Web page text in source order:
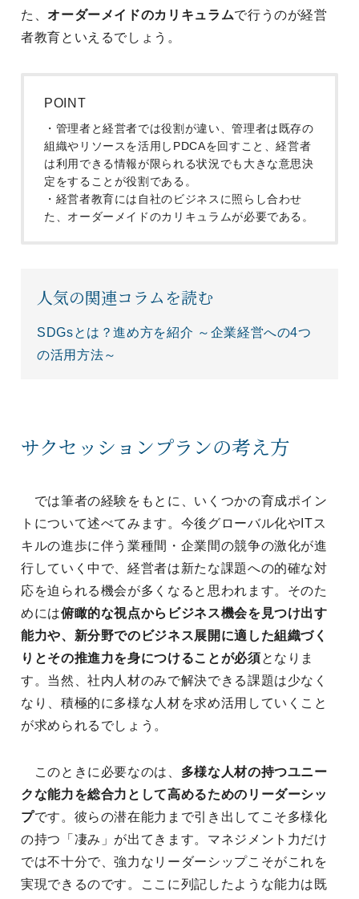
た、 オーダーメイドのカリキュラムで行うのが経営
者教育といえるでしょう。
POINT
・管理者と経営者では役割が違い、管理者は既存の
組織やリソースを活用しPDCAを回すこと、経営者
は利用できる情報が限られる状況でも大きな意思決
定をすることが役割である。
・経営者教育には自社のビジネスに照らし合わせ
た、オーダーメイドのカリキュラムが必要である。
人気の関連コラムを読む
SDGsとは？進め方を紹介 ～企業経営への4つ
の活用方法～
サクセッションプランの考え方
では筆者の経験をもとに、いくつかの育成ポイン
トについて述べてみます。今後グローバル化やITス
キルの進歩に伴う業種間・企業間の競争の激化が進
行していく中で、経営者は新たな課題への的確な対
応を迫られる機会が多くなると思われます。そのた
めには俯瞰的な視点からビジネス機会を見つけ出す
能力や、新分野でのビジネス展開に適した組織づく
りとその推進力を身につけることが必須となりま
す。当然、社内人材のみで解決できる課題は少なく
なり、積極的に多様な人材を求め活用していくこと
が求められるでしょう。
このときに必要なのは、 多様な人材の持つユニー
クな能力を総合力として高めるためのリーダーシッ
プです。彼らの潜在能力まで引き出してこそ多様化
の持つ「凄み」が出てきます。マネジメント力だけ
では不十分で、強力なリーダーシップこそがこれを
実現できるのです。ここに列記したような能力は既